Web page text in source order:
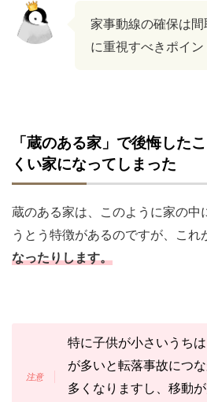
家事動線の確保は
に重視すべきポイン
「蔵のある家」で後悔した
くい家になってしまった
蔵のある家は、このように家の中
うとう特徴があるのですが、これ
なったりします。
特に子供が小さいうち
が多いと転落事故につ
多くなりますし、移動